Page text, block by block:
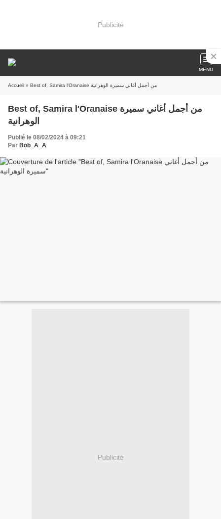
Publicité
MENU
Accueil » Best of, Samira l'Oranaise من أجمل أغاني سميرة الوهرانية
Best of, Samira l'Oranaise من أجمل أغاني سميرة
الوهرانية
Publié le 08/02/2024 à 09:21
Par Bob_A_A
Publicité